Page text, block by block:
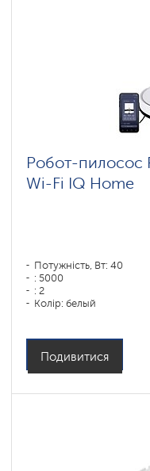
Робот-пилосос
Wi-Fi IQ Home
Потужність, Вт: 40
: 5000
: 2
Колір: белый
Подивитися